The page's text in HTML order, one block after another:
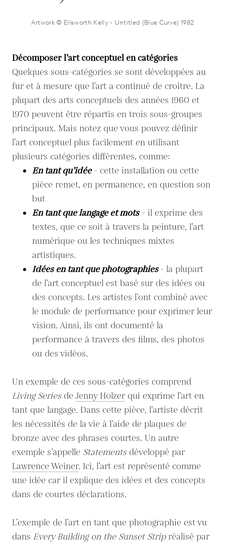
Artwork © Ellsworth Kelly - Untitled (Blue Curve) 1982
Décomposer l’art conceptuel en catégories
Quelques sous-catégories se sont développées au
fur et à mesure que l’art a continué de croître. La
plupart des arts conceptuels des années 1960 et
1970 peuvent être répartis en trois sous-groupes
principaux. Mais notez que vous pouvez définir
l’art conceptuel plus facilement en utilisant
plusieurs catégories différentes, comme:
En tant qu’idée- cette installation ou cette
pièce remet, en permanence, en question son
but
En tant que langage et mots- il exprime des
textes, que ce soit à travers la peinture, l’art
numérique ou les techniques mixtes
artistiques.
Idées en tant que photographies- la plupart
de l’art conceptuel est basé sur des idées ou
des concepts. Les artistes l’ont combiné avec
le module de performance pour exprimer leur
vision. Ainsi, ils ont documenté la
performance à travers des films, des photos
ou des vidéos.
Un exemple de ces sous-catégories comprend
Living Seriesde Jenny Holzer qui exprime l’art en
tant que langage. Dans cette pièce, l’artiste décrit
les nécessités de la vie à l’aide de plaques de
bronze avec des phrases courtes. Un autre
exemple s’appelle Statementsdéveloppé par
Lawrence Weiner. Ici, l’art est représenté comme
une idée car il explique des idées et des concepts
dans de courtes déclarations.
L’exemple de l’art en tant que photographie est vu
dans Every Building on the Sunset Stripréalisé par